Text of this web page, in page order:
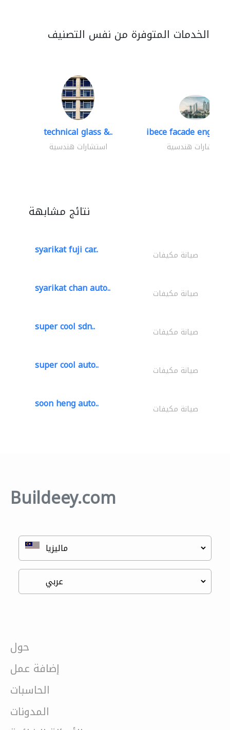
الخدمات المتوفرة من نفس التصنيف
technical glass &..
استشارات هندسية
ibece facade
استشارات هندسية
نتائج مشابهة
syarikat fuji car.. صيانة مكيفات
syarikat chan auto.. صيانة مكيفات
super cool sdn.. صيانة مكيفات
super cool auto.. صيانة مكيفات
soon heng auto.. صيانة مكيفات
Buildeey.com
حول
إضافة عمل
الحاسبات
المدونات